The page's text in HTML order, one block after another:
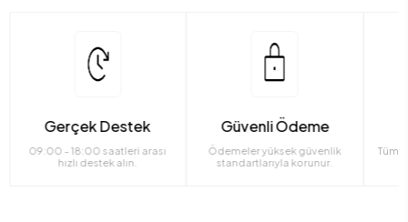
Gerçek Destek
09:00 - 18:00 saatleri arası
hızlı destek alın.
Güvenli Ödeme
Ödemeler yüksek güvenlik
standartlarıyla korunur.
Tüm